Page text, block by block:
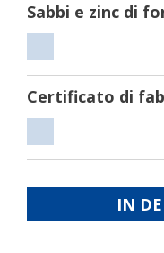
8504-
Sabbi e zinc di
e
zinc
fond
Certificato di
di
fabbrica
IN